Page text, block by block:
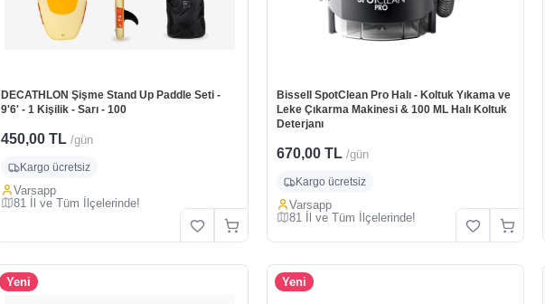
DECATHLON Şişme Stand Up Paddle Seti -
9'6' - 1 Kişilik - Sarı - 100
450,00 TL /gün
Kargo ücretsiz
Varsapp
81 İl ve Tüm İlçelerinde!
Bissell SpotClean Pro Halı - Koltuk Yıkama ve
Leke Çıkarma Makinesi & 100 ML Halı Koltuk
Deterjanı
670,00 TL /gün
Kargo ücretsiz
Varsapp
81 İl ve Tüm İlçelerinde!
Yeni Yeni